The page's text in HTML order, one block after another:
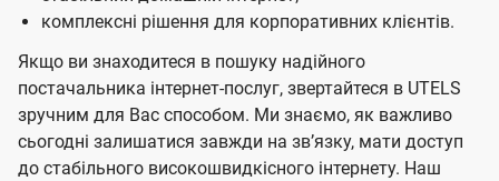
комплексні рішення для корпоративних клієнтів.
Якщо ви знаходитеся в пошуку надійного
постачальника інтернет-послуг, звертайтеся в UTELS
зручним для Вас способом. Ми знаємо, як важливо
сьогодні залишатися завжди на звʼязку, мати доступ
до стабільного високошвидкісного інтернету. Наш